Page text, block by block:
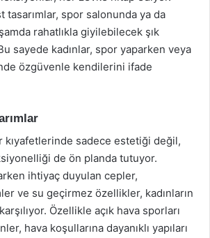
tasarımlar, spor salonunda ya da
rahatlıkla giyilebilecek şık
sayede kadınlar, spor yaparken veya
özgüvenle kendilerini ifade
kıyafetlerinde sadece estetiği değil,
de ön planda tutuyor.
ihtiyaç duyulan cepler,
ve su geçirmez özellikler, kadınların
Özellikle açık hava sporları
hava koşullarına dayanıklı yapıları